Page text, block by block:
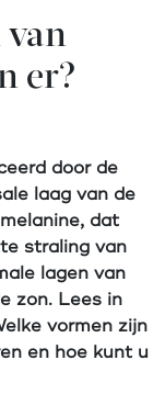
van
er?
door de
laag van de
dat
straling van
lagen van
zon. Lees in
vormen zijn
en hoe kunt u